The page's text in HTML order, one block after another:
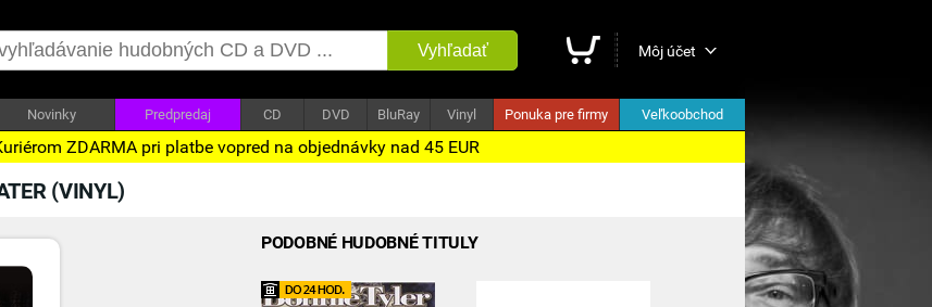
Vyhľadať Môj účet
Novinky Predpredaj CD DVD BluRay Vinyl Ponuka pre firmy Veľkoobchod
ZDARMA pri platbe vopred na objednávky nad 45 EUR
(VINYL)
PODOBNÉ HUDOBNÉ TITULY